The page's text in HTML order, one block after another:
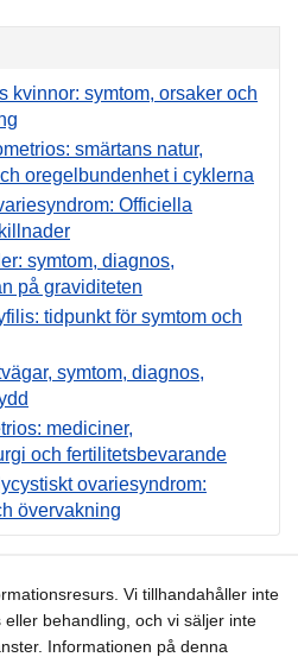
kvinnor: symtom, orsaker och
smärtans natur,
oregelbundenhet i cyklerna
Officiella
symtom, diagnos,
på graviditeten
tidpunkt för symtom och
symtom, diagnos,
mediciner,
och fertilitetsbevarande
ovariesyndrom:
övervakning
Vi tillhandahåller inte
behandling, och vi säljer inte
Informationen på denna